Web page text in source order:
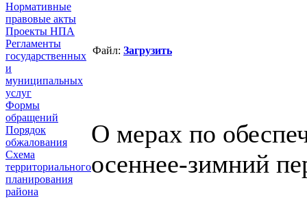
Нормативные
правовые акты
Проекты НПА
Регламенты
государственных
и
муниципальных
услуг
Формы
обращений
Порядок
обжалования
Схема
территориального
планирования
района
Файл: Загрузить
О мерах по
осеннее-зимний